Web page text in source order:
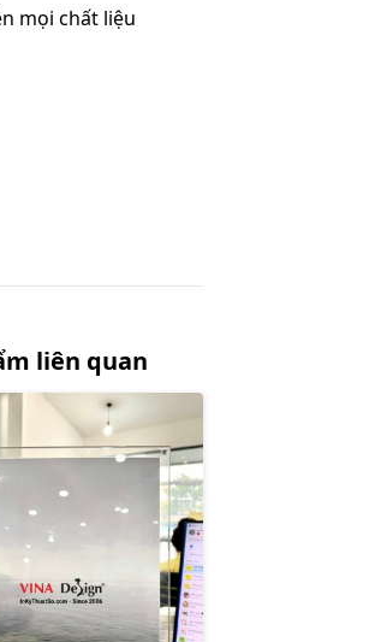
mọi chất liệu
liên quan